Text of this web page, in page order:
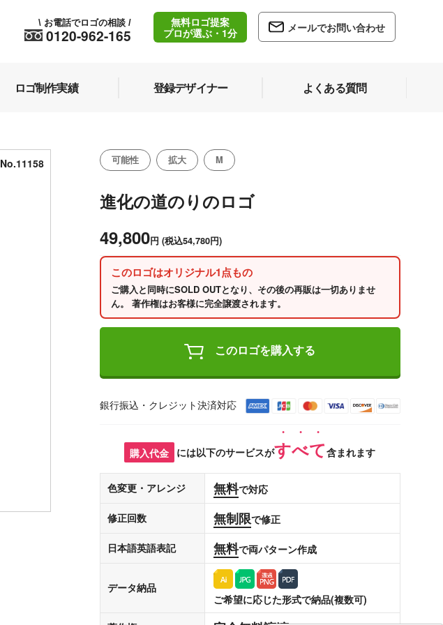
0120-962-165
\ お電話でロゴの相談 /
無料ロゴ提案
プロが選ぶ・1分
メールでお問い合わせ
ロゴ制作実績 登録デザイナー よくある質問
No.11158 可能性 拡大 M
進化の道のりのロゴ
49,800円 (税込54,780円)
このロゴはオリジナル1点もの
ご購入と同時にSOLD OUTとなり、その後の再販は一切ありませ
ん。 著作権はお客様に完全譲渡されます。
このロゴを購入する
銀行振込・クレジット決済対応
購入代金 には以下のサービスがすべて含まれます
色変更・アレンジ 無料で対応
修正回数 無制限で修正
日本語英語表記 無料で両パターン作成
データ納品
ご希望に応じた形式で納品(複数可)